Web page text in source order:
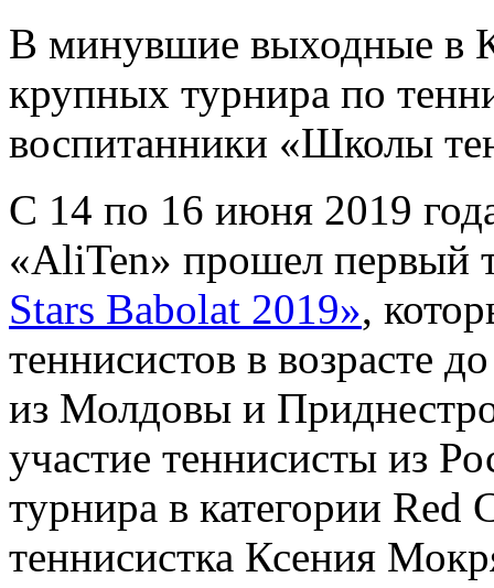
В минувшие выходные в
крупных турнира по
воспитанники «Школы
С 14 по 16 июня 2019
«AliTen» прошел первый
Stars Babolat 2019»,
теннисистов в возрасте
из Молдовы и
участие теннисисты из
турнира в категории Red
теннисистка Ксения